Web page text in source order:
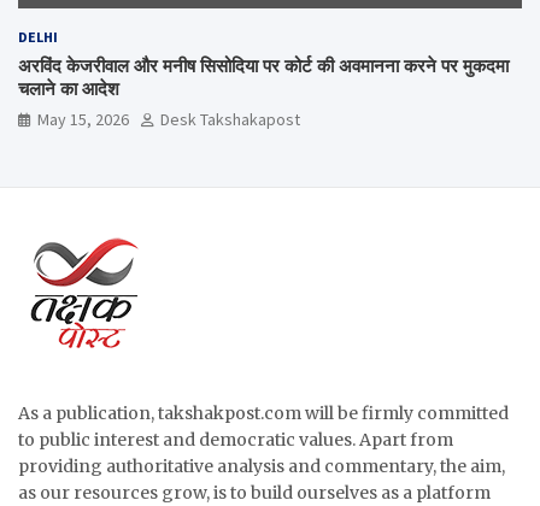
DELHI
अरविंद केजरीवाल और मनीष सिसोदिया पर कोर्ट की अवमानना करने पर मुकदमा
चलाने का आदेश
May 15, 2026 Desk Takshakapost
As a publication, takshakpost.com will be firmly committed
to public interest and democratic values. Apart from
providing authoritative analysis and commentary, the aim,
as our resources grow, is to build ourselves as a platform